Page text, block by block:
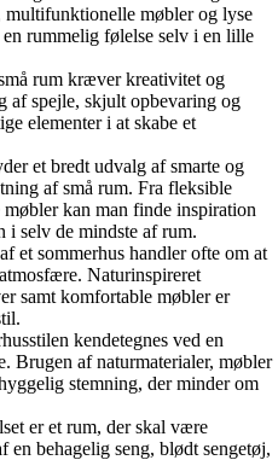
møbler og lyse
rummelig følelse selv i en lille
rum kræver kreativitet og
af spejle, skjult opbevaring og
elementer i at skabe et
et bredt udvalg af smarte og
af små rum. Fra fleksible
kan man finde inspiration
i selv de mindste af rum.
et sommerhus handler ofte om at
Naturinspireret
samt komfortable møbler er
kendetegnes ved en
Brugen af naturmaterialer, møbler
stemning, der minder om
er et rum, der skal være
en behagelig seng, blødt sengetøj,